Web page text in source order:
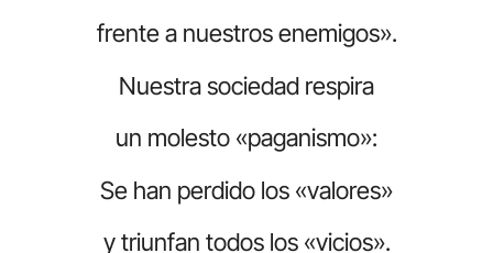
frente a nuestros enemigos».
Nuestra sociedad respira
un molesto «paganismo»:
Se han perdido los «valores»
y triunfan todos los «vicios».